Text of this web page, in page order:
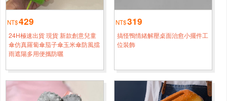
陳*[0986****2384]
24H極速出貨 現貨 特惠創意仿真玉米抽紙盒客廳家用紙巾
盒車用茶几桌面擺件搞怪個性擺件
陳*[0998****1981]
1小時鐘前
24H極速出貨 現貨 特惠創意仿真玉米抽紙盒客廳家用紙巾
盒車用茶几桌面擺件搞怪個性擺件
NT$429
24H極速出貨 現貨 新款創意兒童
傘仿真羅蔔傘茄子傘玉米傘防風擋
雨遮陽多用便攜防曬
NT$319
搞怪鴨情緒解壓桌面治愈小擺件工
位裝飾